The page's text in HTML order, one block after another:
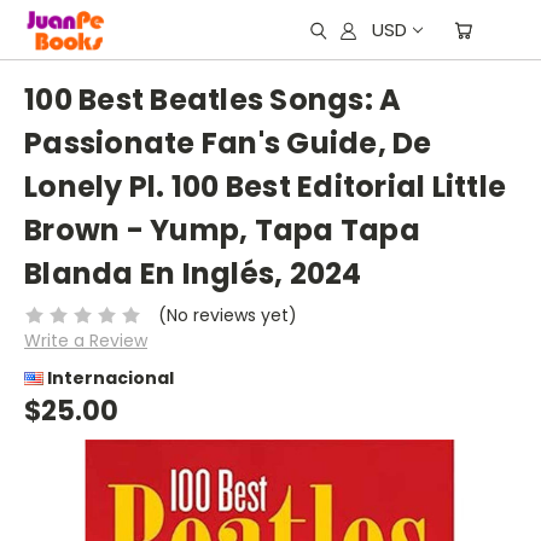
USD
100 Best Beatles Songs: A
Passionate Fan's Guide, De
Lonely Pl. 100 Best Editorial Little
Brown - Yump, Tapa Tapa
Blanda En Inglés, 2024
(No reviews yet)
Write a Review
Internacional
$25.00